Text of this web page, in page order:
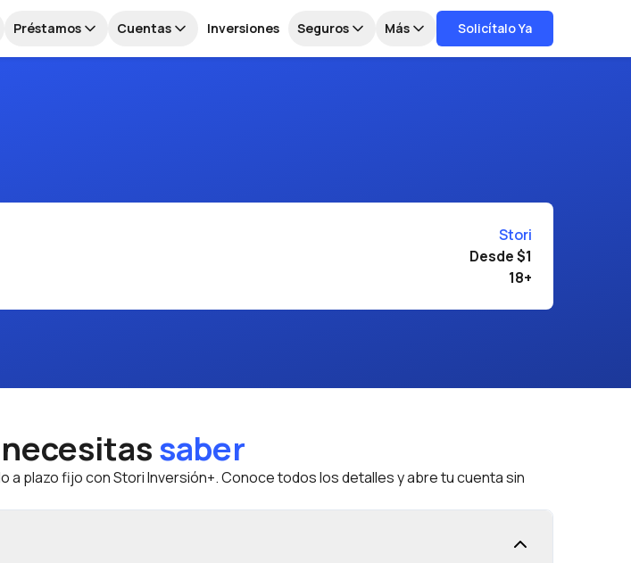
Préstamos Cuentas Inversiones Seguros Más Solicítalo Ya
Stori
Desde $1
18+
saber
a plazo fijo con Stori Inversión+. Conoce todos los detalles y abre tu cuenta sin